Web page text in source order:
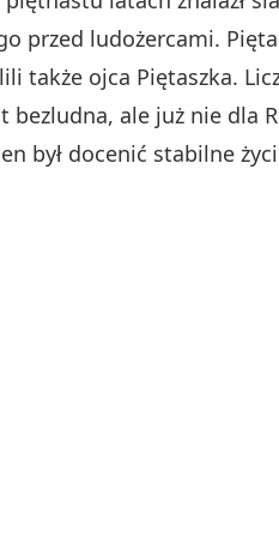
przed ludożercami.
także ojca Piętaszka.
bezludna, ale już nie dla
był docenić stabilne